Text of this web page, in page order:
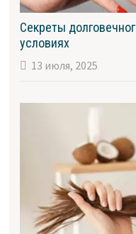
Секреты
условиях
13 июля, 2025